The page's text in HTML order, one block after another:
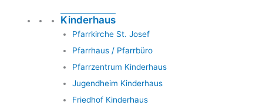
Kinderhaus
Pfarrkirche St. Josef
Pfarrhaus / Pfarrbüro
Pfarrzentrum Kinderhaus
Jugendheim Kinderhaus
Friedhof Kinderhaus